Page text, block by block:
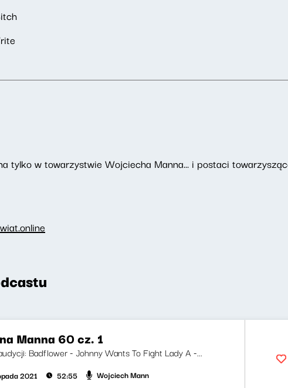
tylko w towarzystwie Wojciecha Manna... i postaci
Manna 60 cz. 1
Badflower - Johnny Wants To Fight Lady A -...
2021 52:55 Wojciech Mann